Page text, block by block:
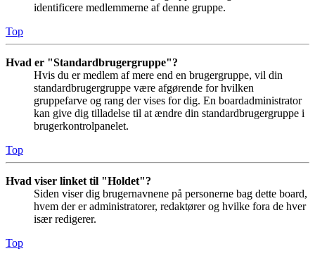
identificere medlemmerne af denne gruppe.
Top
Hvad er "Standardbrugergruppe"?
Hvis du er medlem af mere end en brugergruppe, vil din
standardbrugergruppe være afgørende for hvilken
gruppefarve og rang der vises for dig. En boardadministrator
kan give dig tilladelse til at ændre din standardbrugergruppe i
brugerkontrolpanelet.
Top
Hvad viser linket til "Holdet"?
Siden viser dig brugernavnene på personerne bag dette board,
hvem der er administratorer, redaktører og hvilke fora de hver
især redigerer.
Top